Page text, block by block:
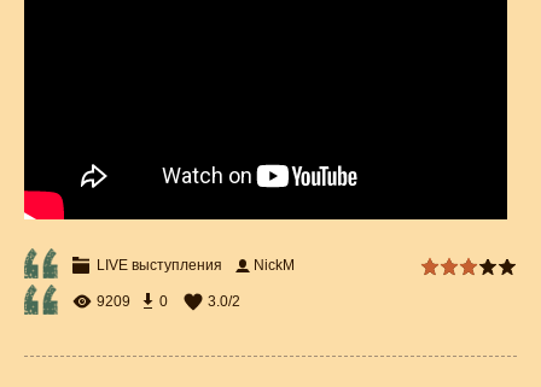
LIVE выступления NickM
9209 0 3.0/2